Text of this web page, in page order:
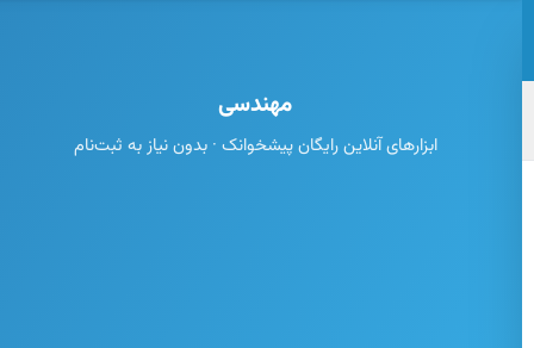
مهندسی
ابزارهای آنلاین رایگان پیشخوانک · بدون نیاز به ثبت‌نام